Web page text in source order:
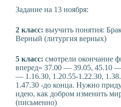
Задание на 13 ноября:
2 класс: выучить понятия:
Верный (литургия верных)
5 класс: смотрели окончание
вперед» 37.00 — 39.05, 45.10
— 1.16.30, 1.20.55-1.22.30,
1.47.30 -до конца. Нужно
идею, как добром изменить
(письменно)